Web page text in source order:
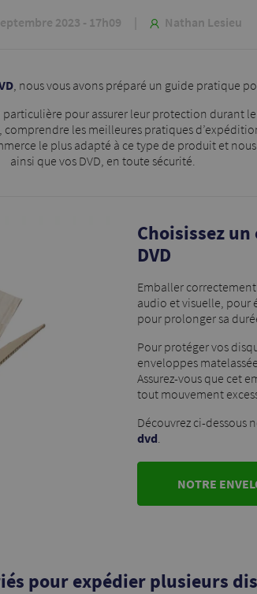
2023 - 17h09 Nathan Lesieu
, nous vous avons préparé un guide pratique
particulière pour assurer leur protection durant
les meilleures pratiques
le plus adapté à ce type de produit et
ainsi que vos DVD, en toute sécurité.
Choisissez
DVD
Emballer
audio et visuelle, pour
pour prolonger sa
Pour protéger vos
enveloppes
Assurez-vous que cet
tout mouvement
Découvrez ci-dessous
dvd
NOTRE
pour expédier plusieurs